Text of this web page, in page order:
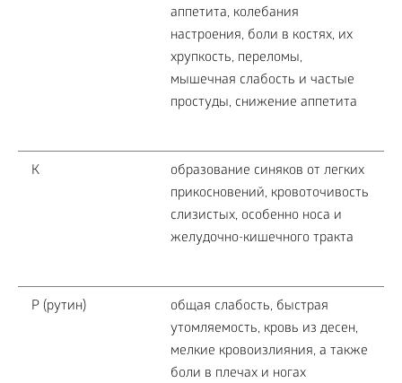
аппетита, колебания
настроения, боли в костях, их
хрупкость, переломы,
мышечная слабость и частые
простуды, снижение аппетита
K
образование синяков от легких
прикосновений, кровоточивость
слизистых, особенно носа и
желудочно-кишечного тракта
P (рутин)
общая слабость, быстрая
утомляемость, кровь из десен,
мелкие кровоизлияния, а также
боли в плечах и ногах